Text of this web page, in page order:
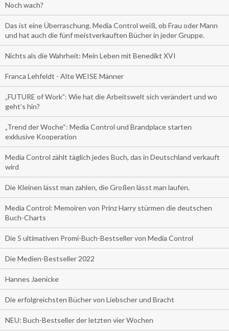
Noch wach?
Das ist eine Überraschung. Media Control weiß, ob Frau oder Mann
und hat auch die fünf meistverkauften Bücher in jeder Gruppe.
Nichts als die Wahrheit: Mein Leben mit Benedikt XVI
Franca Lehfeldt - Alte WEISE Männer
„FUTURE of Work”: Wie hat die Arbeitswelt sich verändert und wo
geht’s hin?
„Trend der Woche“: Media Control und Brandplace starten
exklusive Kooperation
Media Control zählt täglich jedes Buch, das in Deutschland verkauft
wird
Die Kleinen lässt man zahlen, die Großen lässt man laufen.
Media Control: Memoiren von Prinz Harry stürmen die deutschen
Buch-Charts
Die 5 ultimativen Promi-Buch-Bestseller von Media Control
Die Medien-Bestseller 2022
Hannes Jaenicke
Die erfolgreichsten Bücher von Liebscher und Bracht
NEU: Buch-Bestseller der letzten vier Wochen